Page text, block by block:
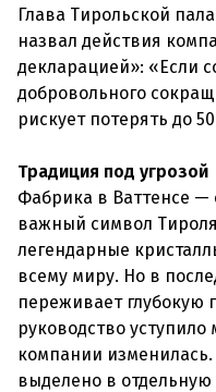
Глава Тирольской
назвал действия
декларацией»: «Если
добровольного
рискует потерять до
Традиция под угрозой
Фабрика в Ваттенсе —
важный символ
легендарные
всему миру. Но в
переживает глубокую
руководство
компании
выделено в